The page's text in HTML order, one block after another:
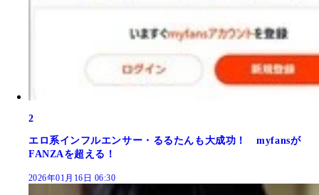
2
エロ系インフルエンサー・るるたんも大成功！ myfansが
FANZAを超える！
2026年01月16日 06:30